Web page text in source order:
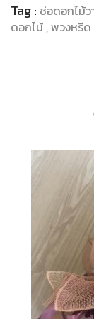
Tag : ช่อดอกไม้ว
ดอกไม้ พวงหรีด